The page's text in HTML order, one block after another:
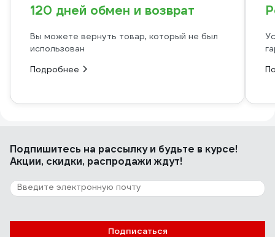
120 дней обмен и возврат
Вы можете вернуть товар, который не был
использован
Подробнее
Подпишитесь на рассылкуи будьте в курсе!
Акции, скидки, распродажи ждут!
Подписаться